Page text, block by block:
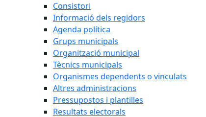
Consistori
Informació dels regidors
Agenda política
Grups municipals
Organització municipal
Tècnics municipals
Organismes dependents o vinculats
Altres administracions
Pressupostos i plantilles
Resultats electorals